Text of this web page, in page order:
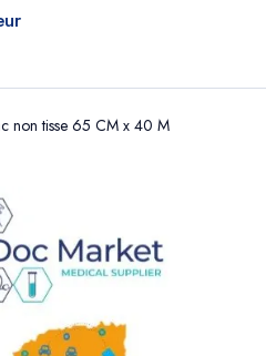
non tisse 65 CM x 40 M